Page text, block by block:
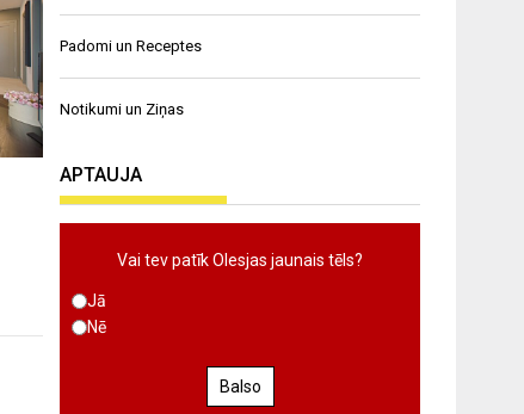
Padomi un Receptes
Notikumi un Ziņas
APTAUJA
Vai tev patīk Olesjas jaunais tēls?
Jā
Nē
Balso